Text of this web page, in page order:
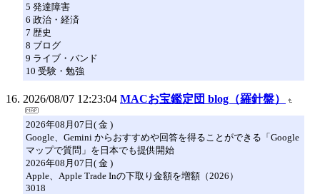
5 発達障害
6 政治・経済
7 歴史
8 ブログ
9 ライブ・バンド
10 受験・勉強
2026/08/07 12:23:04 MACお宝鑑定団 blog（羅針盤）
2026年08月07日( 金 )
Google、Gemini からおすすめや回答を得ることができる「Google
マップで質問」を日本でも提供開始
2026年08月07日( 金 )
Apple、Apple Trade Inの下取り金額を増額（2026）
3018